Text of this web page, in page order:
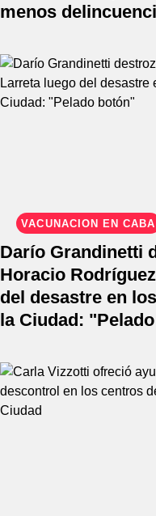
menos
VACUNACIÓN EN CABA
Darío Grandinetti
Horacio
del desastre en
la Ciudad: